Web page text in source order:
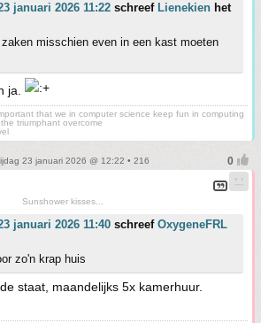
januari 2026 11:22 schreef Lienekien het
misschien even in een kast moeten
ja.
that we in computer science keep fun in computing
triumphant overcome
23 januari 2026 @ 12:22 • 216
Sunshower kisses...
januari 2026 11:40 schreef OxygeneFRL
zo'n krap huis
staat, maandelijks 5x kamerhuur.